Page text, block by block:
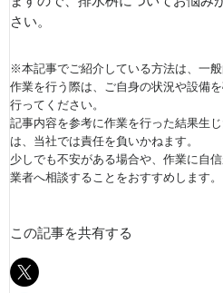
さい。
※本記事でご紹介している方法は、一般
作業を行う際は、ご自身の状況や設備
行ってください。
記事内容を参考に作業を行った結果生
は、当社では責任を負いかねます。
少しでも不安がある場合や、作業に自
業者へ相談することをおすすめします。
この記事を共有する